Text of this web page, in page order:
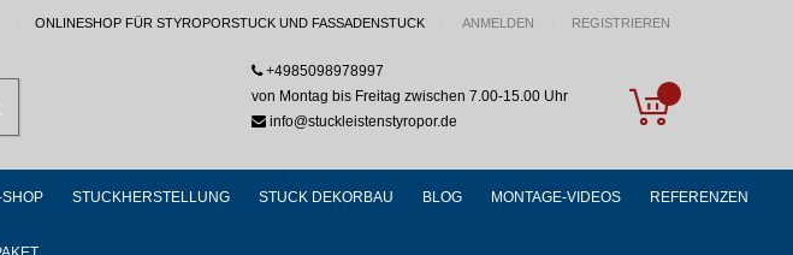
ONLINESHOP FÜR STYROPORSTUCK UND FASSADENSTUCK ANMELDEN REGISTRIEREN
My Cart
+4985098978997
von Montag bis Freitag zwischen 7.00-15.00 Uhr
info@stuckleistenstyropor.de
STUCKHERSTELLUNG STUCK DEKORBAU BLOG MONTAGE-VIDEOS REFERENZEN